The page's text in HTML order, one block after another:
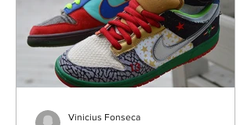
Vinicius Fonseca